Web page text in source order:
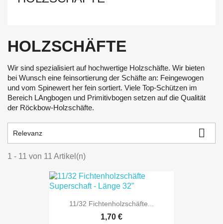
HOLZSCHÄFTE
Wir sind spezialisiert auf hochwertige Holzschäfte. Wir bieten
bei Wunsch eine feinsortierung der Schäfte an: Feingewogen
und vom Spinewert her fein sortiert. Viele Top-Schützen im
Bereich LAngbogen und Primitivbogen setzen auf die Qualität
der Röckbow-Holzschäfte.
Relevanz 
1 - 11 von 11 Artikel(n)
11/32 Fichtenholzschäfte...
1,70 €